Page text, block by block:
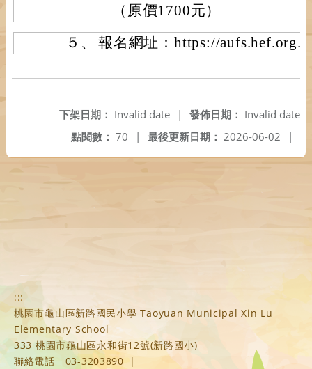
（原價1700元）
５、
報名網址：https://
發佈日期： Invalid date
下架日期： Invalid date
|
最後更新日期： 2026-06-02 |
點閱數： 70 |
:::
桃園市龜山區新路國民小學 Taoyuan Municipal Xin Lu
Elementary School
333 桃園市龜山區永和街12號(新路國小)
聯絡電話
03-3203890
|